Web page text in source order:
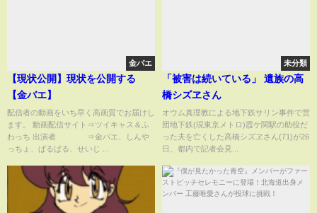
金バエ
【現状公開】現状を公開する
【金バエ】
配信者の動画をいち早く高画質でお届けし
ます。 動画配信サイト⇒ツイキャス＆ふ
わっち 出演者 ⇒金バエ、しんや
っちょ、ぱるぱる、せいじ ...
未分類
「被害は続いている」 遺族の高
橋シズヱさん
オウム真理教による地下鉄サリン事件で営
団地下鉄(現東京メトロ)霞ケ関駅の助役だ
った夫を亡くした高橋シズヱさん(71)が26
日、都内で記者会見...